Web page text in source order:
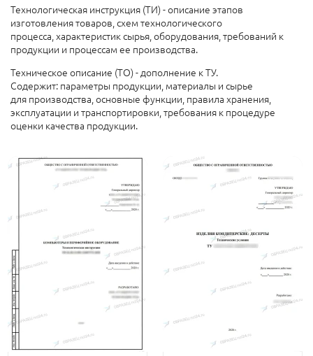
Технологическая инструкция (ТИ) - описание этапов
изготовления товаров, схем технологического
процесса, характеристик сырья, оборудования, требований к
продукции и процессам ее производства.
Техническое описание (ТО) - дополнение к ТУ.
Содержит: параметры продукции, материалы и сырье
для производства, основные функции, правила хранения,
эксплуатации и транспортировки, требования к процедуре
оценки качества продукции.